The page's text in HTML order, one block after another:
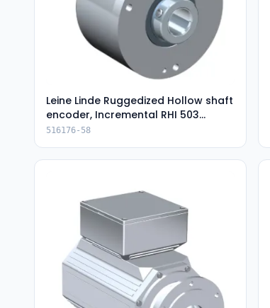
Leine Linde Ruggedized Hollow shaft
encoder, Incremental RHI 503
(516176-58)
516176-58